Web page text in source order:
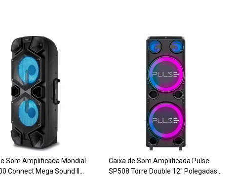
Som Amplificada Mondial
Connect Mega Sound II
Caixa de Som Amplificada Pulse
SP508 Torre Double 12" Polegadas